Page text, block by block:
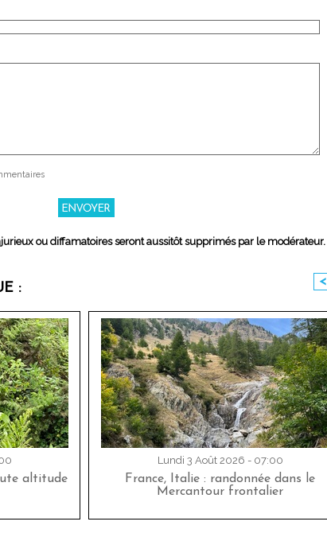
ou diffamatoires seront aussitôt supprimés par le modérateur.
: <
altitude
Lundi 3 Août 2026 - 07:00
France, Italie : randonnée dans le
Mercantour frontalier